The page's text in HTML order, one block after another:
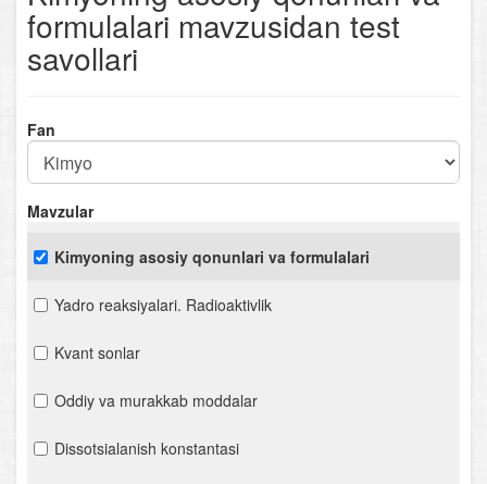
formulalari mavzusidan test
savollari
Fan
Mavzular
Kimyoning asosiy qonunlari va formulalari
Yadro reaksiyalari. Radioaktivlik
Kvant sonlar
Oddiy va murakkab moddalar
Dissotsialanish konstantasi